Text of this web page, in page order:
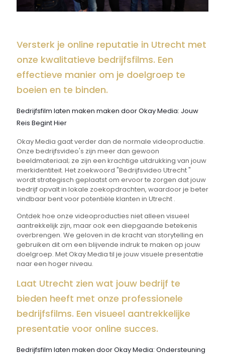
Versterk je online reputatie in Utrecht met
onze kwalitatieve bedrijfsfilms. Een
effectieve manier om je doelgroep te
boeien en te binden.
Bedrijfsfilm laten maken maken door Okay Media: Jouw
Reis Begint Hier
Okay Media gaat verder dan de normale videoproductie.
Onze bedrijfsvideo's zijn meer dan gewoon
beeldmateriaal; ze zijn een krachtige uitdrukking van jouw
merkidentiteit. Het zoekwoord "Bedrijfsvideo Utrecht "
wordt strategisch geplaatst om ervoor te zorgen dat jouw
bedrijf opvalt in lokale zoekopdrachten, waardoor je beter
vindbaar bent voor potentiële klanten in Utrecht .
Ontdek hoe onze videoproducties niet alleen visueel
aantrekkelijk zijn, maar ook een diepgaande betekenis
overbrengen. We geloven in de kracht van storytelling en
gebruiken dit om een blijvende indruk te maken op jouw
doelgroep. Met Okay Media til je jouw visuele presentatie
naar een hoger niveau.
Laat Utrecht zien wat jouw bedrijf te
bieden heeft met onze professionele
bedrijfsfilms. Een visueel aantrekkelijke
presentatie voor online succes.
Bedrijfsfilm laten maken door Okay Media: Ondersteuning